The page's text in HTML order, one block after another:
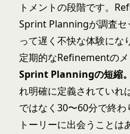
トメントの段階です。
Sprint Planningが調査セ
って遅く不快な体験にな
定期的なRefinementのメ
Sprint Planningの短縮。
れ明確に定義されてい
ではなく30〜60分で終
トーリーに出会うことは